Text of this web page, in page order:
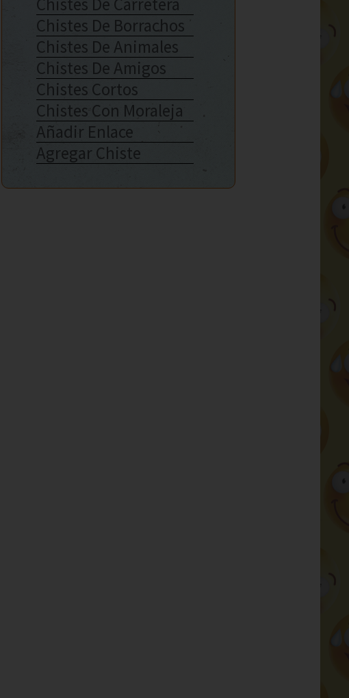
Chistes De Borrachos
Chistes De Animales
Chistes De Amigos
Chistes Cortos
Chistes Con Moraleja
Añadir Enlace
Agregar Chiste